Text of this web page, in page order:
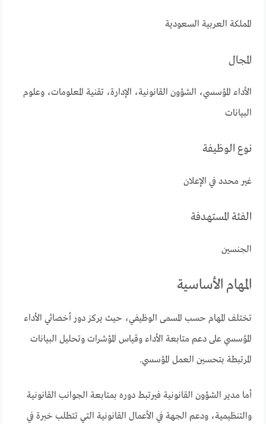
المملكة العربية السعودية
المجال
الأداء المؤسسي، الشؤون القانونية، الإدارة، تقنية المعلومات، وعلوم
البيانات
نوع الوظيفة
غير محدد في الإعلان
الفئة المستهدفة
الجنسين
المهام الأساسية
تختلف المهام حسب المسمى الوظيفي، حيث يركز دور أخصائي الأداء
المؤسسي على دعم متابعة الأداء وقياس المؤشرات وتحليل البيانات
المرتبطة بتحسين العمل المؤسسي.
أما مدير الشؤون القانونية فيرتبط دوره بمتابعة الجوانب القانونية
والتنظيمية، ودعم الجهة في الأعمال القانونية التي تتطلب خبرة في